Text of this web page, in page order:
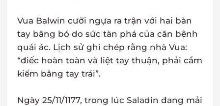
Vua Balwin cưỡi ngựa ra trận với hai bàn
tay băng bó do sức tàn phá của căn bệnh
quái ác. Lịch sử ghi chép rằng nhà Vua:
“điếc hoàn toàn và liệt tay thuận, phải cầm
kiếm bằng tay trái”.
Ngày 25/11/1177, trong lúc Saladin đang mải